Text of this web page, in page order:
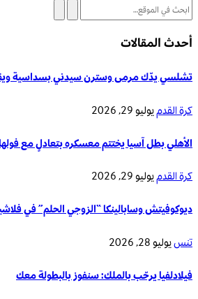
أحدث المقالات
تشلسي يدّك مرمى وسترن سيدني بسداسية
كرة القدميوليو 29, 2026
الأهلي بطل آسيا يختتم معسكره بتعادلٍ مع
كرة القدميوليو 29, 2026
ديوكوفيتش وسابالينكا “الزوجي الحلم” في
تنسيوليو 28, 2026
فيلادلفيا يرحّب بالملك: سنفوز بالبطولة معك